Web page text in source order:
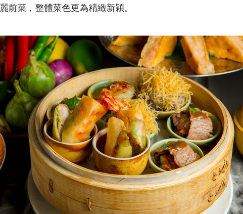
前菜，整體菜色更為精緻新穎。